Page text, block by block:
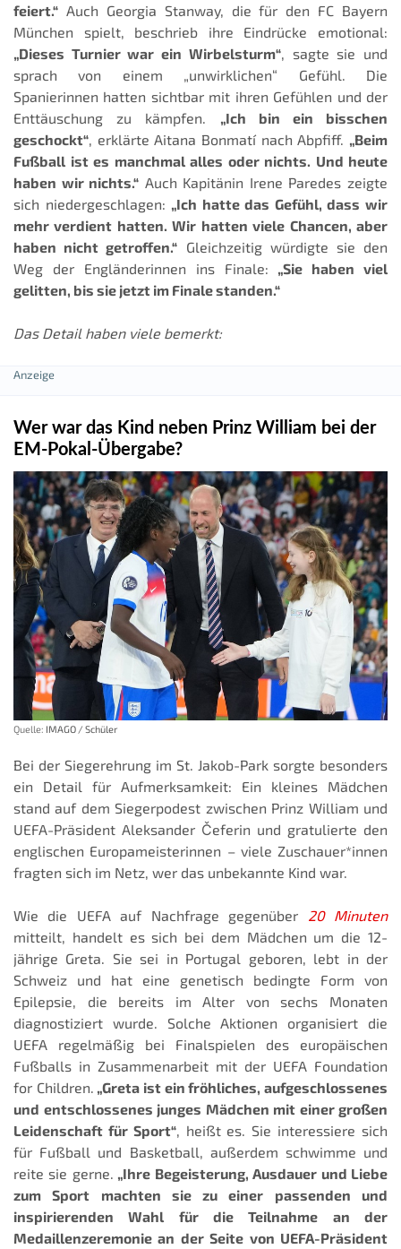
feiert.“ Auch Georgia Stanway, die für den FC Bayern
München spielt, beschrieb ihre Eindrücke emotional:
„Dieses Turnier war ein Wirbelsturm“, sagte sie und
sprach von einem „unwirklichen“ Gefühl. Die
Spanierinnen hatten sichtbar mit ihren Gefühlen und der
Enttäuschung zu kämpfen. „Ich bin ein bisschen
geschockt“, erklärte Aitana Bonmatí nach Abpfiff. „Beim
Fußball ist es manchmal alles oder nichts. Und heute
haben wir nichts.“ Auch Kapitänin Irene Paredes zeigte
sich niedergeschlagen: „Ich hatte das Gefühl, dass wir
mehr verdient hatten. Wir hatten viele Chancen, aber
haben nicht getroffen.“ Gleichzeitig würdigte sie den
Weg der Engländerinnen ins Finale: „Sie haben viel
gelitten, bis sie jetzt im Finale standen.“
Das Detail haben viele bemerkt:
Wer war das Kind neben Prinz William bei der
EM-Pokal-Übergabe?
Quelle: IMAGO / Schüler
Bei der Siegerehrung im St. Jakob-Park sorgte besonders
ein Detail für Aufmerksamkeit: Ein kleines Mädchen
stand auf dem Siegerpodest zwischen Prinz William und
UEFA-Präsident Aleksander Čeferin und gratulierte den
englischen Europameisterinnen – viele Zuschauer*innen
fragten sich im Netz, wer das unbekannte Kind war.
Wie die UEFA auf Nachfrage gegenüber 20 Minuten
mitteilt, handelt es sich bei dem Mädchen um die 12-
jährige Greta. Sie sei in Portugal geboren, lebt in der
Schweiz und hat eine genetisch bedingte Form von
Epilepsie, die bereits im Alter von sechs Monaten
diagnostiziert wurde. Solche Aktionen organisiert die
UEFA regelmäßig bei Finalspielen des europäischen
Fußballs in Zusammenarbeit mit der UEFA Foundation
for Children. „Greta ist ein fröhliches, aufgeschlossenes
und entschlossenes junges Mädchen mit einer großen
Leidenschaft für Sport“, heißt es. Sie interessiere sich
für Fußball und Basketball, außerdem schwimme und
reite sie gerne. „Ihre Begeisterung, Ausdauer und Liebe
zum Sport machten sie zu einer passenden und
inspirierenden Wahl für die Teilnahme an der
Medaillenzeremonie an der Seite von UEFA-Präsident